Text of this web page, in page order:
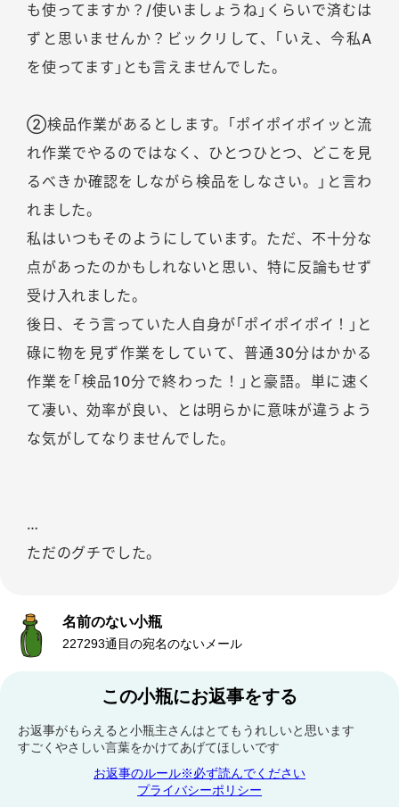
も使ってますか？/使いましょうね｣くらいで済むは
ずと思いませんか？ビックリして、｢いえ、今私A
を使ってます｣とも言えませんでした。
②検品作業があるとします。｢ポイポイポイッと流
れ作業でやるのではなく、ひとつひとつ、どこを見
るべきか確認をしながら検品をしなさい。｣と言わ
れました。
私はいつもそのようにしています。ただ、不十分な
点があったのかもしれないと思い、特に反論もせず
受け入れました。
後日、そう言っていた人自身が｢ポイポイポイ！｣と
碌に物を見ず作業をしていて、普通30分はかかる
作業を｢検品10分で終わった！｣と豪語。単に速く
て凄い、効率が良い、とは明らかに意味が違うよう
な気がしてなりませんでした。
…
ただのグチでした。
名前のない小瓶
227293通目の宛名のないメール
この小瓶にお返事をする
お返事がもらえると小瓶主さんはとてもうれしいと思います
すごくやさしい言葉をかけてあげてほしいです
お返事のルール※必ず読んでください
プライバシーポリシー